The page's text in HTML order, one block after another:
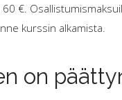
€.
kurssin alkamista.
on